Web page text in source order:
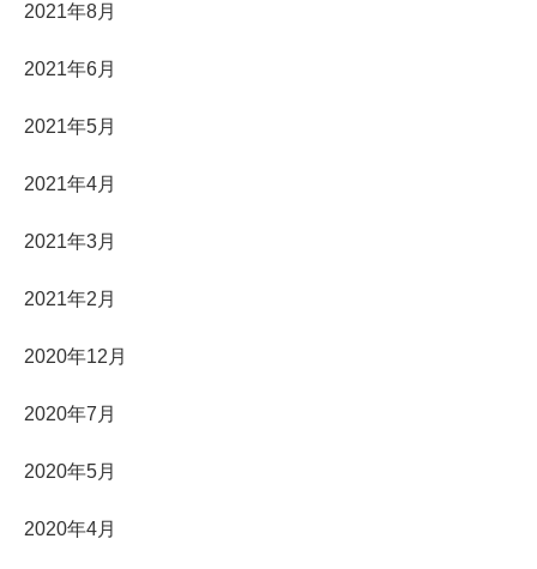
2021年8月
2021年6月
2021年5月
2021年4月
2021年3月
2021年2月
2020年12月
2020年7月
2020年5月
2020年4月